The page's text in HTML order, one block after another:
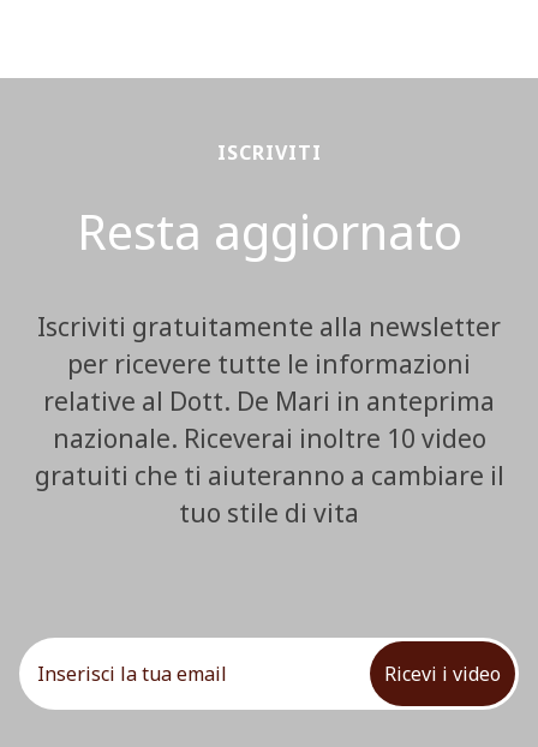
ISCRIVITI
Resta aggiornato
Iscriviti gratuitamente alla newsletter
per ricevere tutte le informazioni
relative al Dott. De Mari in anteprima
nazionale. Riceverai inoltre 10 video
gratuiti che ti aiuteranno a cambiare il
tuo stile di vita
Ricevi i video